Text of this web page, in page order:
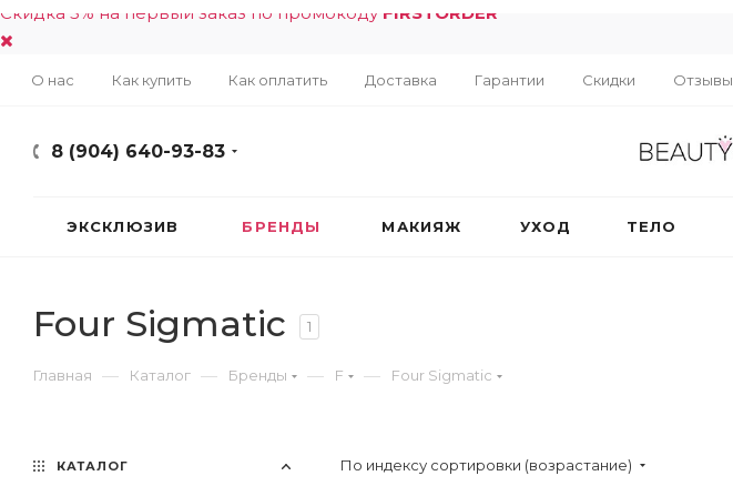
Скидка 5% на первый заказ по промокоду FIRSTORDER
О нас Как купить Как оплатить Доставка Гарантии Скидки Отзывы
8 (904) 640-93-83
ЭКСКЛЮЗИВ БРЕНДЫ МАКИЯЖ УХОД ТЕЛО
Four Sigmatic 1
Главная — Каталог — Бренды — F — Four Sigmatic
По индексу сортировки (возрастание)
КАТАЛОГ